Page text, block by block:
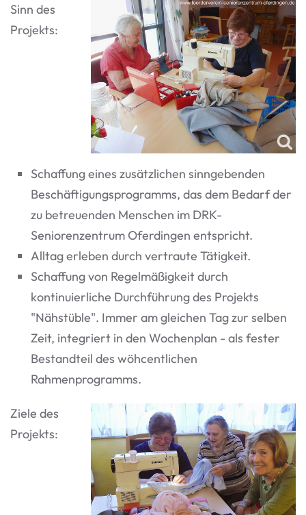
Sinn des
Projekts:
Schaffung eines zusätzlichen sinngebenden
Beschäftigungsprogramms, das dem Bedarf der
zu betreuenden Menschen im DRK-
Seniorenzentrum Oferdingen entspricht.
Alltag erleben durch vertraute Tätigkeit.
Schaffung von Regelmäßigkeit durch
kontinuierliche Durchführung des Projekts
"Nähstüble". Immer am gleichen Tag zur selben
Zeit, integriert in den Wochenplan - als fester
Bestandteil des wöhcentlichen
Rahmenprogramms.
Ziele des
Projekts: